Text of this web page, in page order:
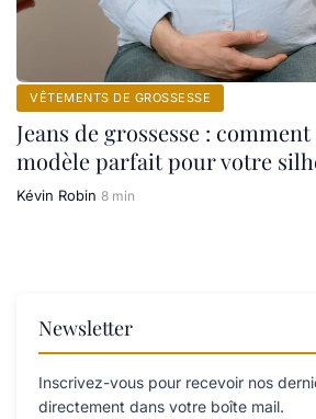
VÊTEMENTS DE GROSSESSE
Jeans de grossesse :
modèle parfait pour votre
Kévin Robin 8 min
Newsletter
Inscrivez-vous pour recevoir nos
directement dans votre boîte mail.